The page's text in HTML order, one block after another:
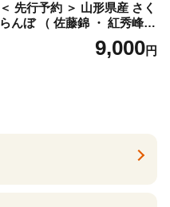
＜ 先行予約 ＞ 山形県産 さく
らんぼ （ 佐藤錦 ・ 紅秀峰
） ご家庭用 M以上 700g 【20
26年6月下旬から7月上旬発
9,000円